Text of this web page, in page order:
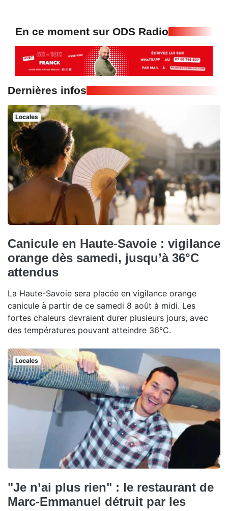
En ce moment sur ODS Radio
Dernières infos
Locales
Canicule en Haute-Savoie : vigilance
orange dès samedi, jusqu’à 36°C
attendus
La Haute-Savoie sera placée en vigilance orange
canicule à partir de ce samedi 8 août à midi. Les
fortes chaleurs devraient durer plusieurs jours, avec
des températures pouvant atteindre 36°C.
Locales
"Je n’ai plus rien" : le restaurant de
Marc-Emmanuel détruit par les